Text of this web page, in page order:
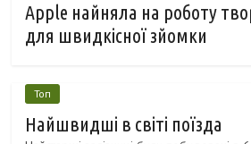
Apple найняла на роботу
для швидкісної зйомки
Топ
Найшвидші в світі поїзда